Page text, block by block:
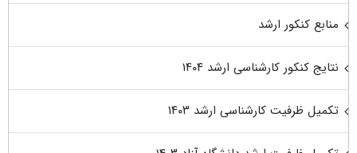
منابع کنکور ارشد
نتایج کنکور کارشناسی ارشد ۱۴۰۴
تکمیل ظرفیت کارشناسی ارشد ۱۴۰۳